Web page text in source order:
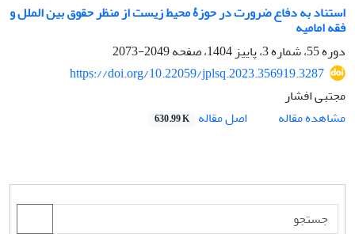
استناد به دفاع ضرورت در حوزۀ محیط ‏زیست از منظر حقوق بین ‏الملل و
فقه امامیه
دوره 55، شماره 3، پاییز 1404، صفحه
2049-2073
https://doi.org/10.22059/jplsq.2023.356919.3287
مجتبی افشار
مشاهده مقاله
اصل مقاله 630.99 K